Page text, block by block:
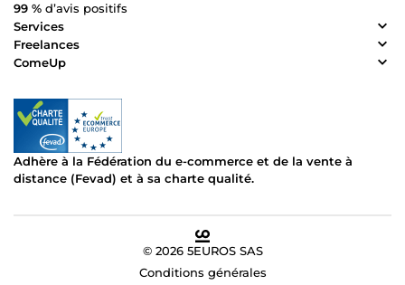
99 % d’avis positifs
Services
Freelances
ComeUp
Adhère à la Fédération du e-commerce et de la vente à
distance (Fevad) et à sa charte qualité.
© 2026 5EUROS SAS
Conditions générales